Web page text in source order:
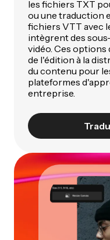
les fichiers TXT
ou une traduction
fichiers VTT avec
intègrent des
vidéo. Ces
de l'édition à la
du contenu pour
plateformes
entreprise.